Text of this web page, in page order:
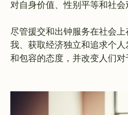
对自身价值、性别平等和社会
尽管援交和出钟服务在社会
我、获取经济独立和追求个
和包容的态度，并改变人们对